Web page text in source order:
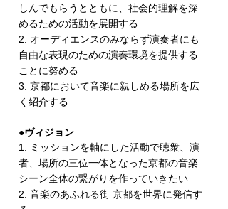
しんでもらうとともに、社会的理解を深
めるための活動を展開する
2. オーディエンスのみならず演奏者にも
自由な表現のための演奏環境を提供する
ことに努める
3. 京都において音楽に親しめる場所を広
く紹介する
●ヴィジョン
1. ミッションを軸にした活動で聴衆、演
者、場所の三位一体となった京都の音楽
シーン全体の繋がりを作っていきたい
2. 音楽のあふれる街 京都を世界に発信す